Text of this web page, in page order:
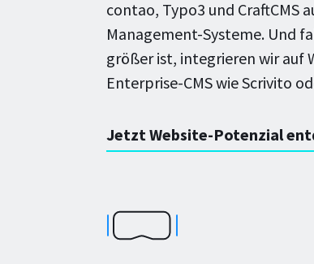
contao, Typo3 und CraftCMS
Management-Systeme. Und
größer ist, integrieren wir auf
Enterprise-CMS wie Scrivito
Jetzt Website-Potenzial